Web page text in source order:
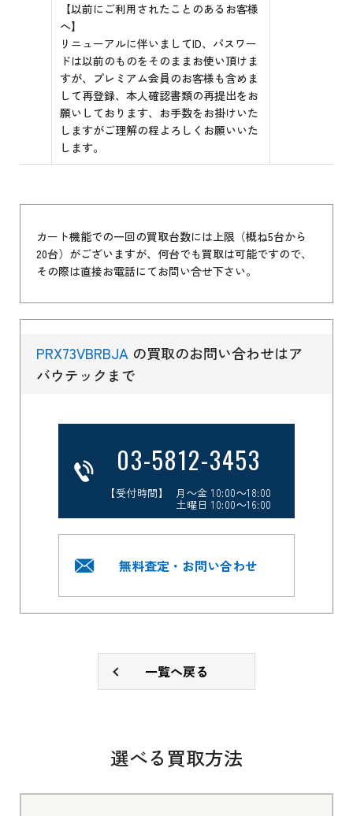
【以前にご利用されたことのあるお客様
へ】
リニューアルに伴いましてID、パスワー
ドは以前のものをそのままお使い頂けま
すが、プレミアム会員のお客様も含めま
して再登録、本人確認書類の再提出をお
願いしております、お手数をお掛けいた
しますがご理解の程よろしくお願いいた
します。
カート機能での一回の買取台数には上限（概ね5台から
20台）がございますが、何台でも買取は可能ですので、
その際は直接お電話にてお問い合せ下さい。
PRX73VBRBJA の買取のお問い合わせはア
バウテックまで
03-5812-3453
【受付時間】 月～金 10:00～18:00
土曜日 10:00～16:00
無料査定・お問い合わせ
一覧へ戻る
選べる買取方法